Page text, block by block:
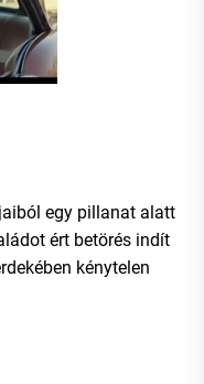
egy pillanat alatt
ért betörés indít
kénytelen